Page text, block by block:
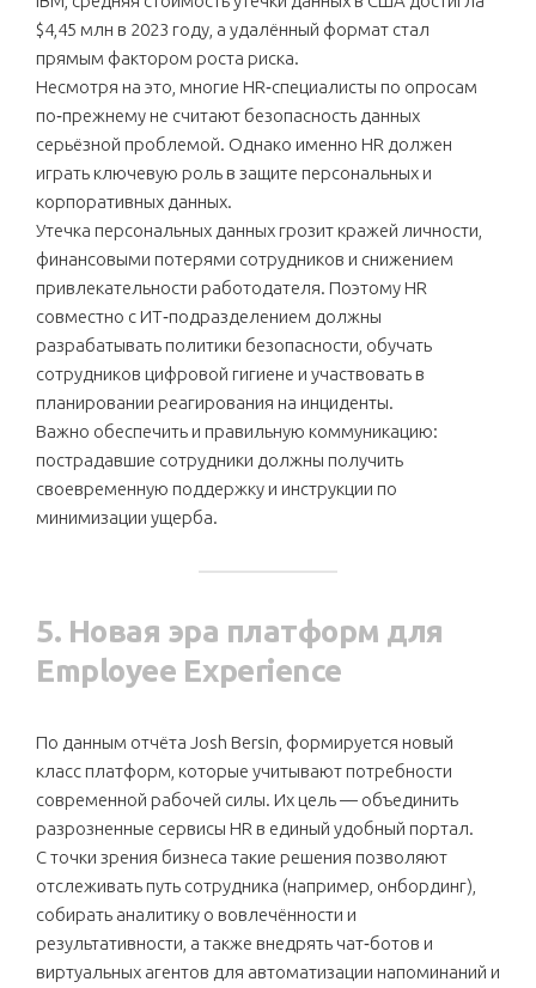
$4,45 млн в 2023 году, а удалённый формат стал
прямым фактором роста риска.
Несмотря на это, многие HR‑специалисты по опросам
по‑прежнему не считают безопасность данных
серьёзной проблемой. Однако именно HR должен
играть ключевую роль в защите персональных и
корпоративных данных.
Утечка персональных данных грозит кражей личности,
финансовыми потерями сотрудников и снижением
привлекательности работодателя. Поэтому HR
совместно с ИТ‑подразделением должны
разрабатывать политики безопасности, обучать
сотрудников цифровой гигиене и участвовать в
планировании реагирования на инциденты.
Важно обеспечить и правильную коммуникацию:
пострадавшие сотрудники должны получить
своевременную поддержку и инструкции по
минимизации ущерба.
5. Новая эра платформ для
Employee Experience
По данным отчёта Josh Bersin, формируется новый
класс платформ, которые учитывают потребности
современной рабочей силы. Их цель — объединить
разрозненные сервисы HR в единый удобный портал.
С точки зрения бизнеса такие решения позволяют
отслеживать путь сотрудника (например, онбординг),
собирать аналитику о вовлечённости и
результативности, а также внедрять чат‑ботов и
виртуальных агентов для автоматизации напоминаний и